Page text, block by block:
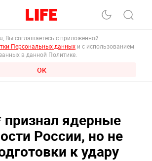
Вы соглашаетесь с приложенной
Персональных данных и с использованием
в данной Политике.
ОК
признал ядерные
России, но не
к удару